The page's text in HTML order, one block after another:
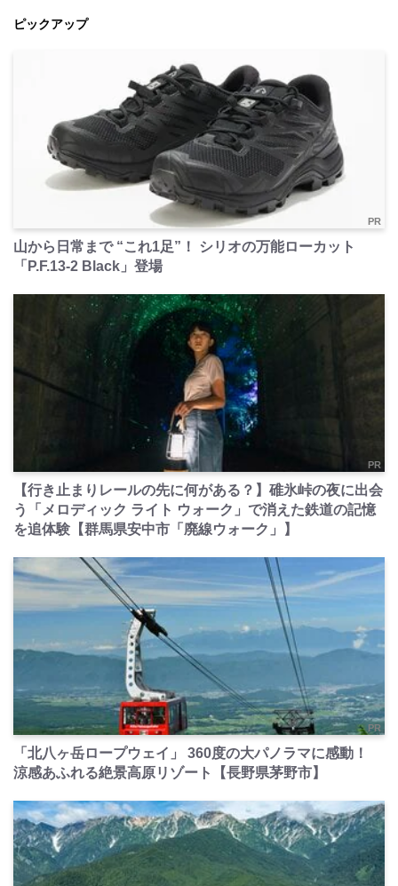
ピックアップ
PR
山から日常まで “これ1足”！ シリオの万能ローカット
「P.F.13-2 Black」登場
PR
【行き止まりレールの先に何がある？】碓氷峠の夜に出会
う「メロディック ライト ウォーク」で消えた鉄道の記憶
を追体験【群馬県安中市「廃線ウォーク」】
PR
「北八ヶ岳ロープウェイ」 360度の大パノラマに感動！
涼感あふれる絶景高原リゾート【長野県茅野市】